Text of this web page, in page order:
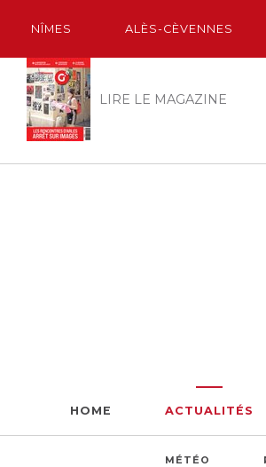
NÎMES ALÈS-CÈVENNES
LIRE LE MAGAZINE
HOME ACTUALITÉS
MÉTÉO